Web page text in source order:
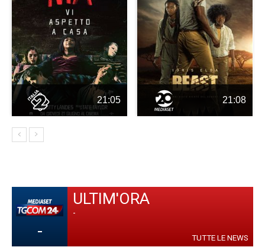
21:05 21:08
-
ULTIM'ORA
-
TUTTE LE NEWS